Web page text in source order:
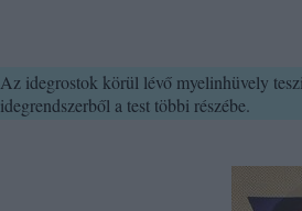
Az idegrostok körül lévő myelinhüvely
idegrendszerből a test többi részébe.